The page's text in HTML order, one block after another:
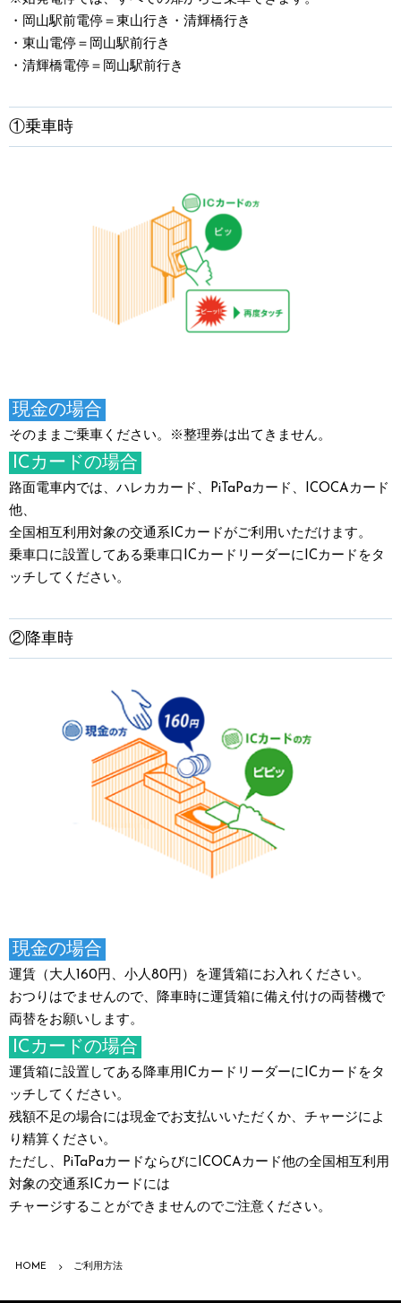
・岡山駅前電停＝東山行き・清輝橋行き
・東山電停＝岡山駅前行き
・清輝橋電停＝岡山駅前行き
①乗車時
現金の場合
そのままご乗車ください。※整理券は出てきません。
ICカードの場合
路面電車内では、ハレカカード、PiTaPaカード、ICOCAカード
他、
全国相互利用対象の交通系ICカードがご利用いただけます。
乗車口に設置してある乗車口ICカードリーダーにICカードをタ
ッチしてください。
②降車時
現金の場合
運賃（大人160円、小人80円）を運賃箱にお入れください。
おつりはでませんので、降車時に運賃箱に備え付けの両替機で
両替をお願いします。
ICカードの場合
運賃箱に設置してある降車用ICカードリーダーにICカードをタ
ッチしてください。
残額不足の場合には現金でお支払いいただくか、チャージによ
り精算ください。
ただし、PiTaPaカードならびにICOCAカード他の全国相互利用
対象の交通系ICカードには
チャージすることができませんのでご注意ください。
HOME ご利用方法